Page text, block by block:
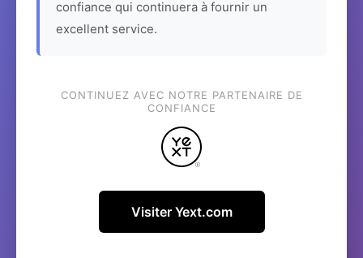
confiance qui continuera à fournir un
excellent service.
CONTINUEZ AVEC NOTRE PARTENAIRE DE
CONFIANCE
Visiter Yext.com